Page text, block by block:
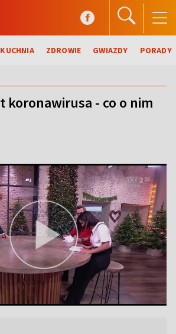
KUCHNIA ZDROWIE GWIAZDY PORADY
koronawirusa - co o nim